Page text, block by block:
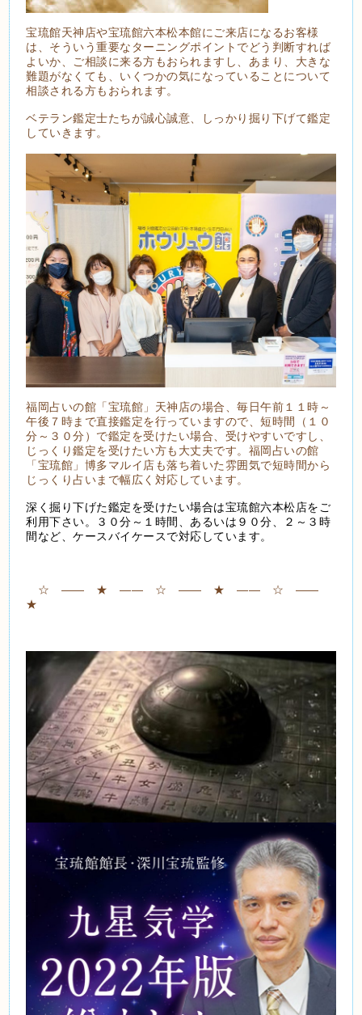
宝琉館天神店や宝琉館六本松本館にご来店になるお客様
は、そういう重要なターニングポイントでどう判断すれば
よいか、ご相談に来る方もおられますし、あまり、大きな
難題がなくても、いくつかの気になっていることについて
相談される方もおられます。
ベテラン鑑定士たちが誠心誠意、しっかり掘り下げて鑑定
していきます。
福岡占いの館「宝琉館」天神店の場合、毎日午前１１時～
午後７時まで直接鑑定を行っていますので、短時間（１０
分～３０分）で鑑定を受けたい場合、受けやすいですし、
じっくり鑑定を受けたい方も大丈夫です。福岡占いの館
「宝琉館」博多マルイ店も落ち着いた雰囲気で短時間から
じっくり占いまで幅広く対応しています。
深く掘り下げた鑑定を受けたい場合は宝琉館六本松店をご
利用下さい。３０分～１時間、あるいは９０分、２～３時
間など、ケースバイケースで対応しています。
☆ ―― ★ ―― ☆ ―― ★ ―― ☆ ――
★